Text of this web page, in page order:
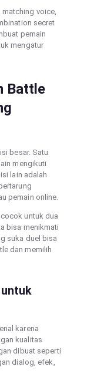
voice,
secret
pemain
mengatur
Battle
besar. Satu
mengikuti
lain adalah
pemain online.
untuk dua
bisa menikmati
suka duel bisa
dan memilih
karena
kualitas
dibuat seperti
dialog, efek,